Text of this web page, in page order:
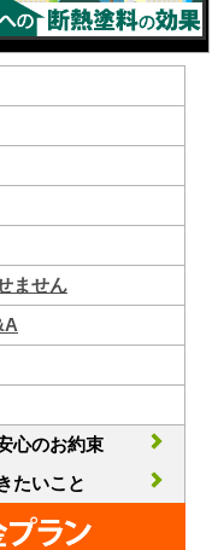
ません
心のお約束
たいこと